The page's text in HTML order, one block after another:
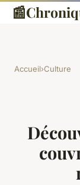
📰
Accueil›Culture